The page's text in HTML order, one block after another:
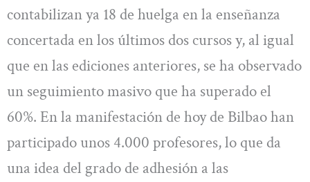
contabilizan ya 18 de huelga en la enseñanza
concertada en los últimos dos cursos y, al igual
que en las ediciones anteriores, se ha observado
un seguimiento masivo que ha superado el
60%. En la manifestación de hoy de Bilbao han
participado unos 4.000 profesores, lo que da
una idea del grado de adhesión a las